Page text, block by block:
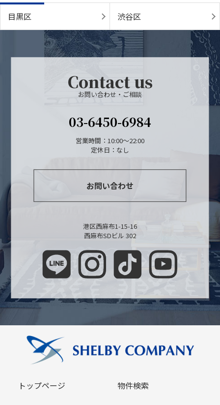
目黒区 渋谷区
Contact us
お問い合わせ・ご相談
03-6450-6984
営業時間：10:00～22:00
定休日：なし
お問い合わせ
港区西麻布1-15-16
西麻布SDビル 302
トップページ 物件検索